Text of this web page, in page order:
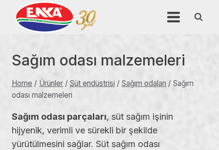
content
Sağım odası malzemeleri
Home / Ürünler / Süt endüstrisi / Sağım odaları / Sağım
odası malzemeleri
Sağım odası parçaları, süt sağım işinin
hijyenik, verimli ve sürekli bir şekilde
yürütülmesini sağlar. Süt sağım odası